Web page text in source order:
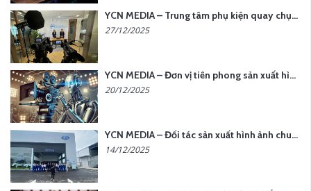
YCN MEDIA – Trung tâm phụ kiện quay chụp tại Hà Nội
27/12/2025
YCN MEDIA – Đơn vị tiên phong sản xuất hình ảnh & âm thanh bằng AI tại Hà Nội
20/12/2025
YCN MEDIA – Đối tác sản xuất hình ảnh chuyên nghiệp cho doanh nghiệp tại Hà Nội
14/12/2025